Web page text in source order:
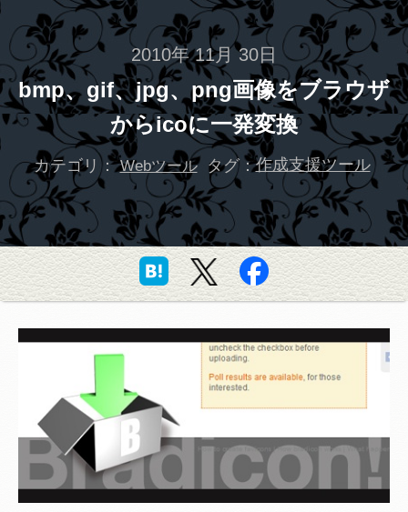
2010年 11月 30日
bmp、gif、jpg、png画像をブラウザ
からicoに一発変換
カテゴリ： Webツール タグ：作成支援ツール